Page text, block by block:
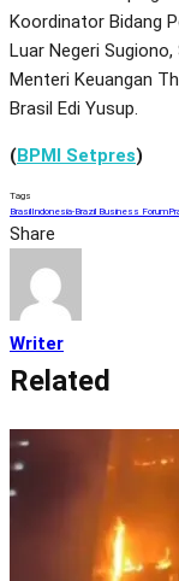
Koordinator Bidang
Luar Negeri
Menteri Keuangan
Brasil Edi Yusup.
(BPMI Setpres)
Tags
BrasilIndonesia-Brazil Business Forum
Share
Writer
Related